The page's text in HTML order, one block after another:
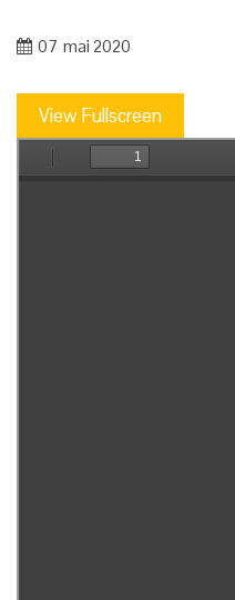
07 mai 2020
View Fullscreen